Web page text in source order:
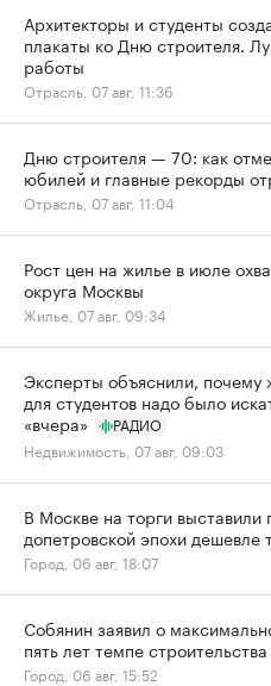
Архитекторы и студенты
плакаты ко Дню строителя.
работы
Отрасль, 07 авг, 11:36
Дню строителя — 70: как
юбилей и главные рекорды
Отрасль, 07 авг, 11:04
Рост цен на жилье в июле
округа Москвы
Жилье, 07 авг, 09:34
Эксперты объяснили, почему
для студентов надо было
«вчера»
РАДИО
Недвижимость, 07 авг, 09:03
В Москве на торги выставили
допетровской эпохи дешевле
Город, 06 авг, 18:07
Собянин заявил о
пять лет темпе
Город, 06 авг, 15:52